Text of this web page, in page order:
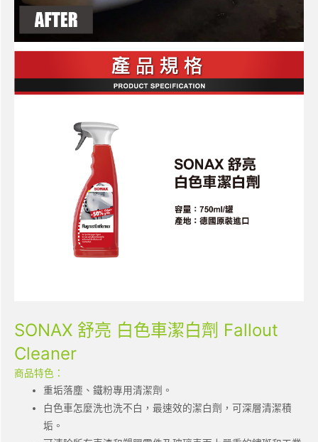
SONAX 舒亮 白色車潔白劑 Fallout
Cleaner
商品特色：
重垢落塵、鐵粉專用清潔劑。
白色車怎麼洗也洗不白，最速效的潔白劑，可深層清潔積
垢。